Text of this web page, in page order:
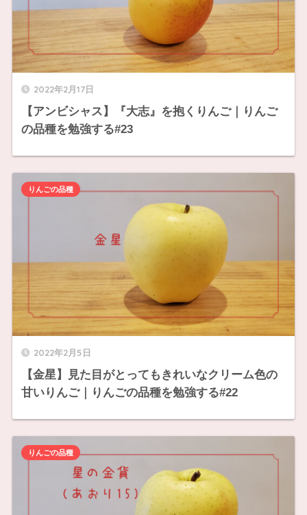
2022年2月17日
【アンビシャス】『大志』を抱くりんご｜りんご
の品種を勉強する#23
2022年2月5日
【金星】見た目がとってもきれいなクリーム色の
甘いりんご｜りんごの品種を勉強する#22
りんごの品種
りんごの品種